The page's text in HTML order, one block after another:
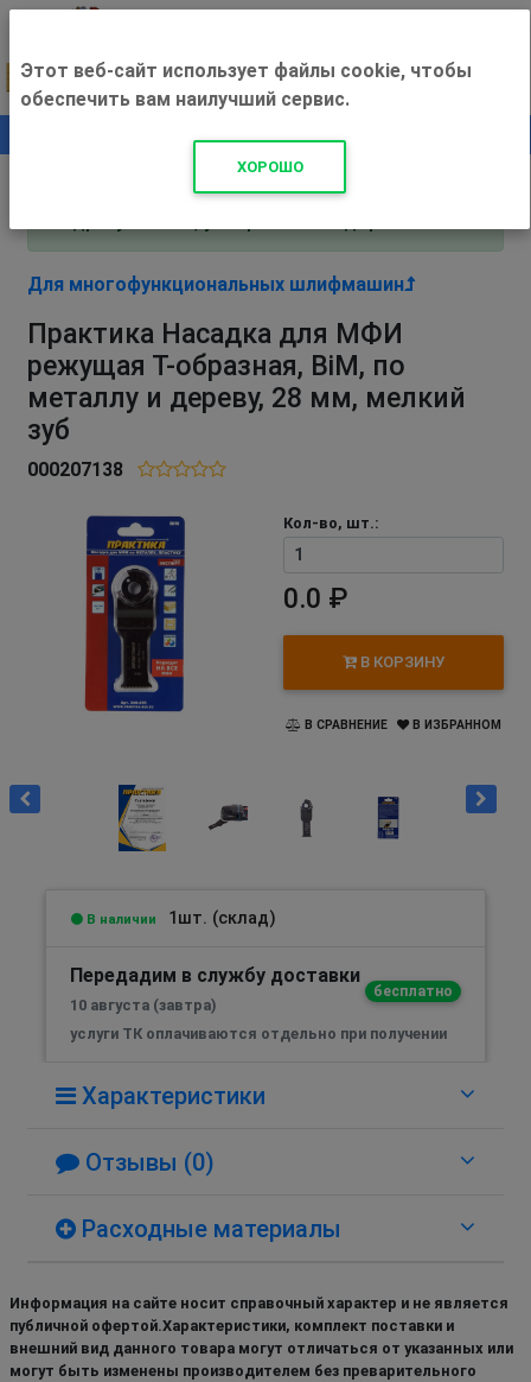
+500 ₽
Внимание! С 3 августа магазин работает по
Для многофункциональных шлифмашин
Практика Насадка для МФИ
режущая Т-образная, BiM, по
металлу и дереву, 28 мм, мелкий
зуб
000207138
Кол-во, шт.:
0.0 ₽
В КОРЗИНУ
В СРАВНЕНИЕ В ИЗБРАННОМ
В наличии 1шт. (склад)
Передадим в службу доставки
бесплатно
10 августа (завтра)
услуги ТК оплачиваются отдельно при получении
Характеристики
Отзывы (0)
Расходные материалы
Информация на сайте носит справочный характер и не является
публичной офертой.Характеристики, комплект поставки и
внешний вид данного товара могут отличаться от указанных или
могут быть изменены производителем без преварительного
Этот веб-сайт использует файлы cookie, чтобы
обеспечить вам наилучший сервис.
ХОРОШО